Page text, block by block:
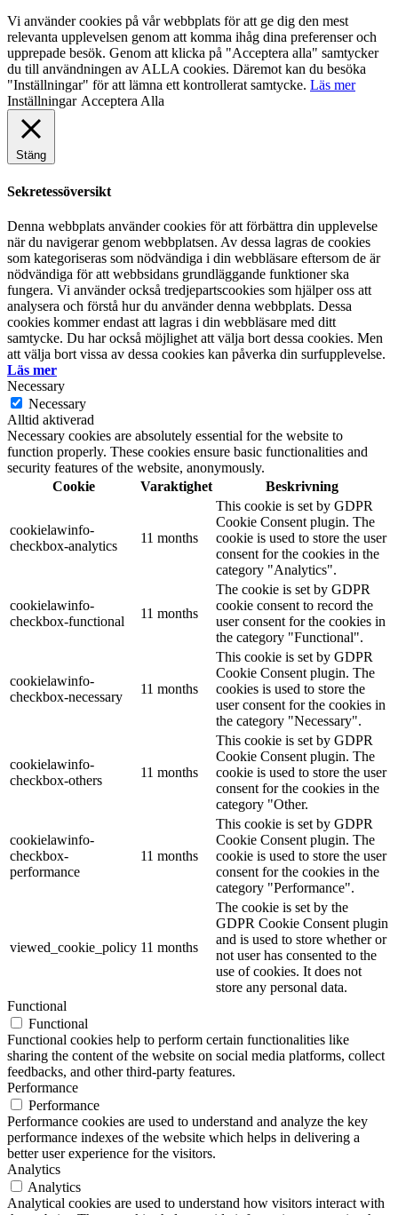
Vi använder cookies på vår webbplats för att ge dig den mest
relevanta upplevelsen genom att komma ihåg dina preferenser och
upprepade besök. Genom att klicka på "Acceptera alla" samtycker
du till användningen av ALLA cookies. Däremot kan du besöka
"Inställningar" för att lämna ett kontrollerat samtycke. Läs mer
Inställningar Acceptera Alla
Stäng
Sekretessöversikt
Denna webbplats använder cookies för att förbättra din upplevelse
när du navigerar genom webbplatsen. Av dessa lagras de cookies
som kategoriseras som nödvändiga i din webbläsare eftersom de är
nödvändiga för att webbsidans grundläggande funktioner ska
fungera. Vi använder också tredjepartscookies som hjälper oss att
analysera och förstå hur du använder denna webbplats. Dessa
cookies kommer endast att lagras i din webbläsare med ditt
samtycke. Du har också möjlighet att välja bort dessa cookies. Men
att välja bort vissa av dessa cookies kan påverka din surfupplevelse.
Läs mer
Necessary
Necessary
Alltid aktiverad
Necessary cookies are absolutely essential for the website to
function properly. These cookies ensure basic functionalities and
security features of the website, anonymously.
Cookie
Varaktighet Beskrivning
cookielawinfo-
checkbox-analytics
11 months
This cookie is set by GDPR
Cookie Consent plugin. The
cookie is used to store the user
consent for the cookies in the
category "Analytics".
cookielawinfo-
checkbox-functional
11 months
The cookie is set by GDPR
cookie consent to record the
user consent for the cookies in
the category "Functional".
cookielawinfo-
checkbox-necessary
11 months
This cookie is set by GDPR
Cookie Consent plugin. The
cookies is used to store the
user consent for the cookies in
the category "Necessary".
cookielawinfo-
checkbox-others
11 months
This cookie is set by GDPR
Cookie Consent plugin. The
cookie is used to store the user
consent for the cookies in the
category "Other.
cookielawinfo-
checkbox-
performance
11 months
This cookie is set by GDPR
Cookie Consent plugin. The
cookie is used to store the user
consent for the cookies in the
category "Performance".
viewed_cookie_policy 11 months
The cookie is set by the
GDPR Cookie Consent plugin
and is used to store whether or
not user has consented to the
use of cookies. It does not
store any personal data.
Functional
Functional
Functional cookies help to perform certain functionalities like
sharing the content of the website on social media platforms, collect
feedbacks, and other third-party features.
Performance
Performance
Performance cookies are used to understand and analyze the key
performance indexes of the website which helps in delivering a
better user experience for the visitors.
Analytics
Analytics
Analytical cookies are used to understand how visitors interact with